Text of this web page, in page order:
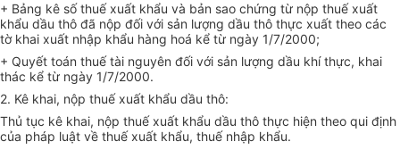
+ Bảng kê số thuế xuất khẩu và bản sao chứng từ nộp thuế xuất
khẩu dầu thô đã nộp đối với sản lượng dầu thô thực xuất theo các
tờ khai xuất nhập khẩu hàng hoá kể từ ngày 1/7/2000;
+ Quyết toán thuế tài nguyên đối với sản lượng dầu khí thực, khai
thác kể từ ngày 1/7/2000.
2. Kê khai, nộp thuế xuất khẩu dầu thô:
Thủ tục kê khai, nộp thuế xuất khẩu dầu thô thực hiện theo qui định
của pháp luật về thuế xuất khẩu, thuế nhập khẩu.